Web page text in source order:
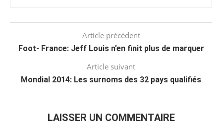
Article précédent
Foot- France: Jeff Louis n’en finit plus de marquer
Article suivant
Mondial 2014: Les surnoms des 32 pays qualifiés
LAISSER UN COMMENTAIRE